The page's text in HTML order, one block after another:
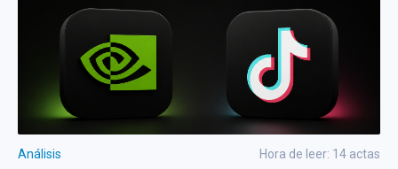
Análisis Hora de leer: 14 actas